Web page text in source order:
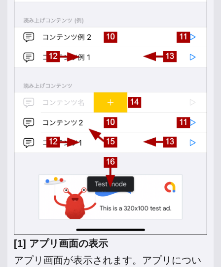
[1] アプリ画面の表示
アプリ画面が表示されます。アプリについ